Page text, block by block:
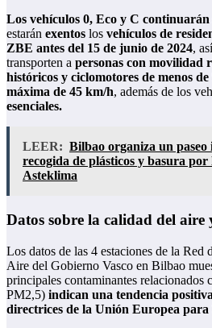
Los vehículos 0, Eco y C
estarán exentos los vehículos de
ZBE antes del 15 de junio de 2024,
transporten a personas con movilidad
históricos y ciclomotores de menos
máxima de 45 km/h, además de los
esenciales.
LEER: Bilbao organiza un
recogida de plásticos y basura
Asteklima
Datos sobre la calidad del aire
Los datos de las 4 estaciones de la Red
Aire del Gobierno Vasco en Bilbao
principales contaminantes
PM2,5) indican una tendencia
directrices de la Unión Europea para